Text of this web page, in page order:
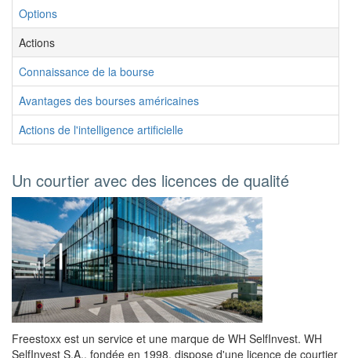
Options
Actions
Connaissance de la bourse
Avantages des bourses américaines
Actions de l'intelligence artificielle
Un courtier avec des licences de qualité
Freestoxx est un service et une marque de WH SelfInvest. WH
SelfInvest S.A., fondée en 1998, dispose d'une licence de courtier